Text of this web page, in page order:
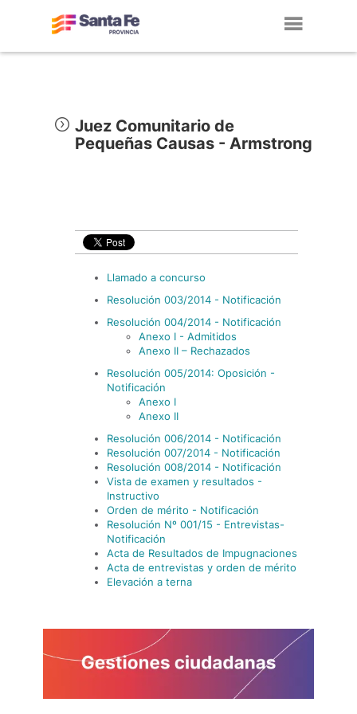
Juez Comunitario de
Pequeñas Causas - Armstrong
Llamado a concurso
Resolución 003/2014 - Notificación
Resolución 004/2014 - Notificación
Anexo I - Admitidos
Anexo II – Rechazados
Resolución 005/2014: Oposición -
Notificación
Anexo I
Anexo II
Resolución 006/2014 - Notificación
Resolución 007/2014 - Notificación
Resolución 008/2014 - Notificación
Vista de examen y resultados -
Instructivo
Orden de mérito - Notificación
Resolución Nº 001/15 - Entrevistas-
Notificación
Acta de Resultados de Impugnaciones
Acta de entrevistas y orden de mérito
Elevación a terna